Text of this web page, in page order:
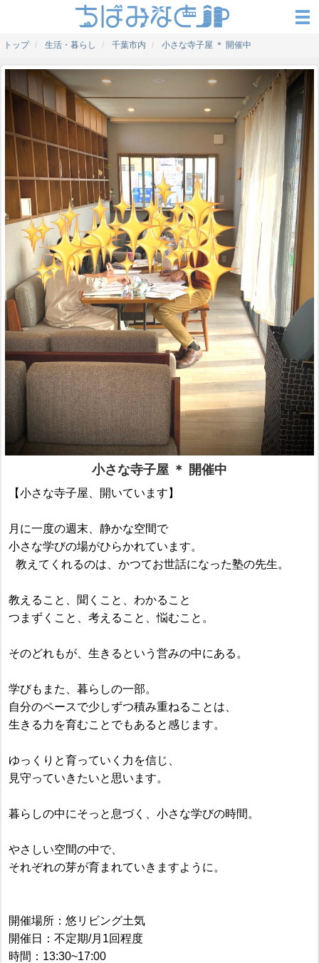
トップ 生活・暮らし 千葉市内 小さな寺子屋 ＊ 開催中
小さな寺子屋 ＊ 開催中
【小さな寺子屋、開いています】
月に一度の週末、静かな空間で
小さな学びの場がひらかれています。
教えてくれるのは、かつてお世話になった塾の先生。
教えること、聞くこと、わかること
つまずくこと、考えること、悩むこと。
そのどれもが、生きるという営みの中にある。
学びもまた、暮らしの一部。
自分のペースで少しずつ積み重ねることは、
生きる力を育むことでもあると感じます。
ゆっくりと育っていく力を信じ、
見守っていきたいと思います。
暮らしの中にそっと息づく、小さな学びの時間。
やさしい空間の中で、
それぞれの芽が育まれていきますように。
開催場所：悠リビング土気
開催日：不定期/月1回程度
時間：13:30~17:00